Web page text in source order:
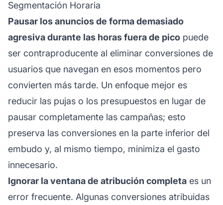
Segmentación Horaria
Pausar los anuncios de forma demasiado
agresiva durante las horas fuera de pico puede
ser contraproducente al eliminar conversiones de
usuarios que navegan en esos momentos pero
convierten más tarde. Un enfoque mejor es
reducir las pujas o los presupuestos en lugar de
pausar completamente las campañas; esto
preserva las conversiones en la parte inferior del
embudo y, al mismo tiempo, minimiza el gasto
innecesario.
Ignorar la ventana de atribución completa es un
error frecuente. Algunas conversiones atribuidas